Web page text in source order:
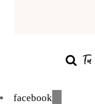
facebook